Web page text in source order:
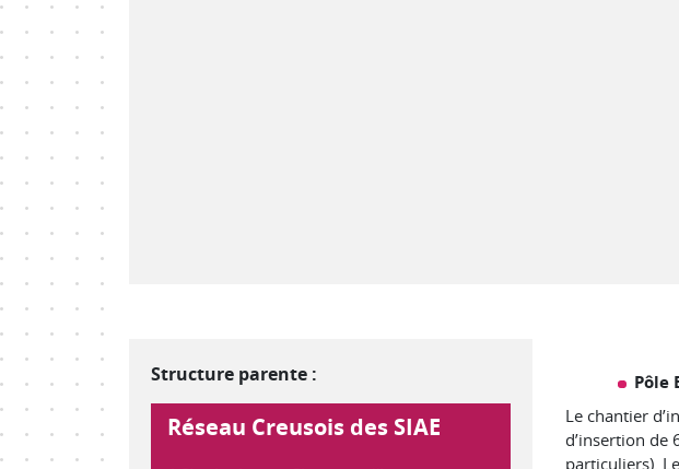
Structure parente :
Réseau Creusois des SIAE
Pôle
Le chantier
d’insertion de
particuliers).